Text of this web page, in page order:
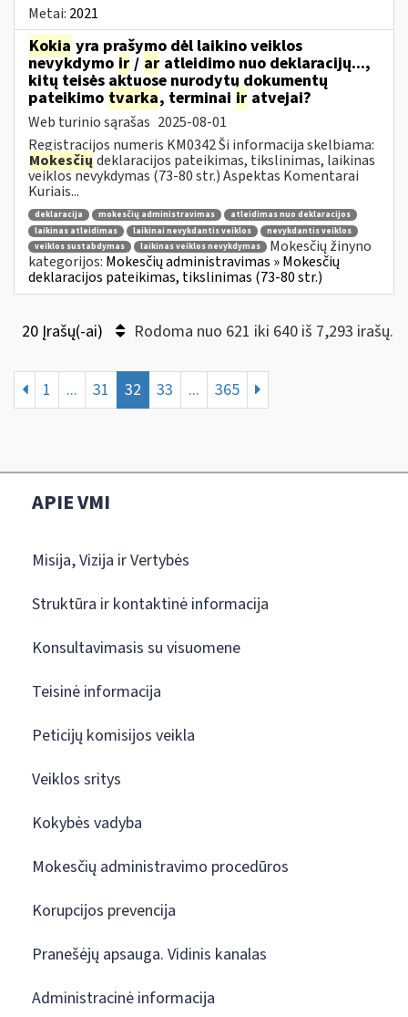
Metai: 2021
Kokia yra prašymo dėl laikino veiklos
nevykdymo ir / ar atleidimo nuo deklaracijų...,
kitų teisės aktuose nurodytų dokumentų
pateikimo tvarka, terminai ir atvejai?
Web turinio sąrašas 2025-08-01
Registracijos numeris KM0342 Ši informacija skelbiama:
Mokesčių deklaracijos pateikimas, tikslinimas, laikinas
veiklos nevykdymas (73-80 str.) Aspektas Komentarai
Kuriais...
deklaracija mokesčių administravimas
atleidimas nuo deklaracijos
laikinas atleidimas
laikinai nevykdantis veiklos
nevykdantis veiklos
veiklos sustabdymas
laikinas veiklos nevykdymas
Mokesčių žinyno
kategorijos: Mokesčių administravimas » Mokesčių
deklaracijos pateikimas, tikslinimas (73-80 str.)
20 Įrašų(-ai) Rodoma nuo 621 iki 640 iš 7,293 irašų.
1 ... 31 32 33 ... 365
APIE VMI
Misija, Vizija ir Vertybės
Struktūra ir kontaktinė informacija
Konsultavimasis su visuomene
Teisinė informacija
Peticijų komisijos veikla
Veiklos sritys
Kokybės vadyba
Mokesčių administravimo procedūros
Korupcijos prevencija
Pranešėjų apsauga. Vidinis kanalas
Administracinė informacija